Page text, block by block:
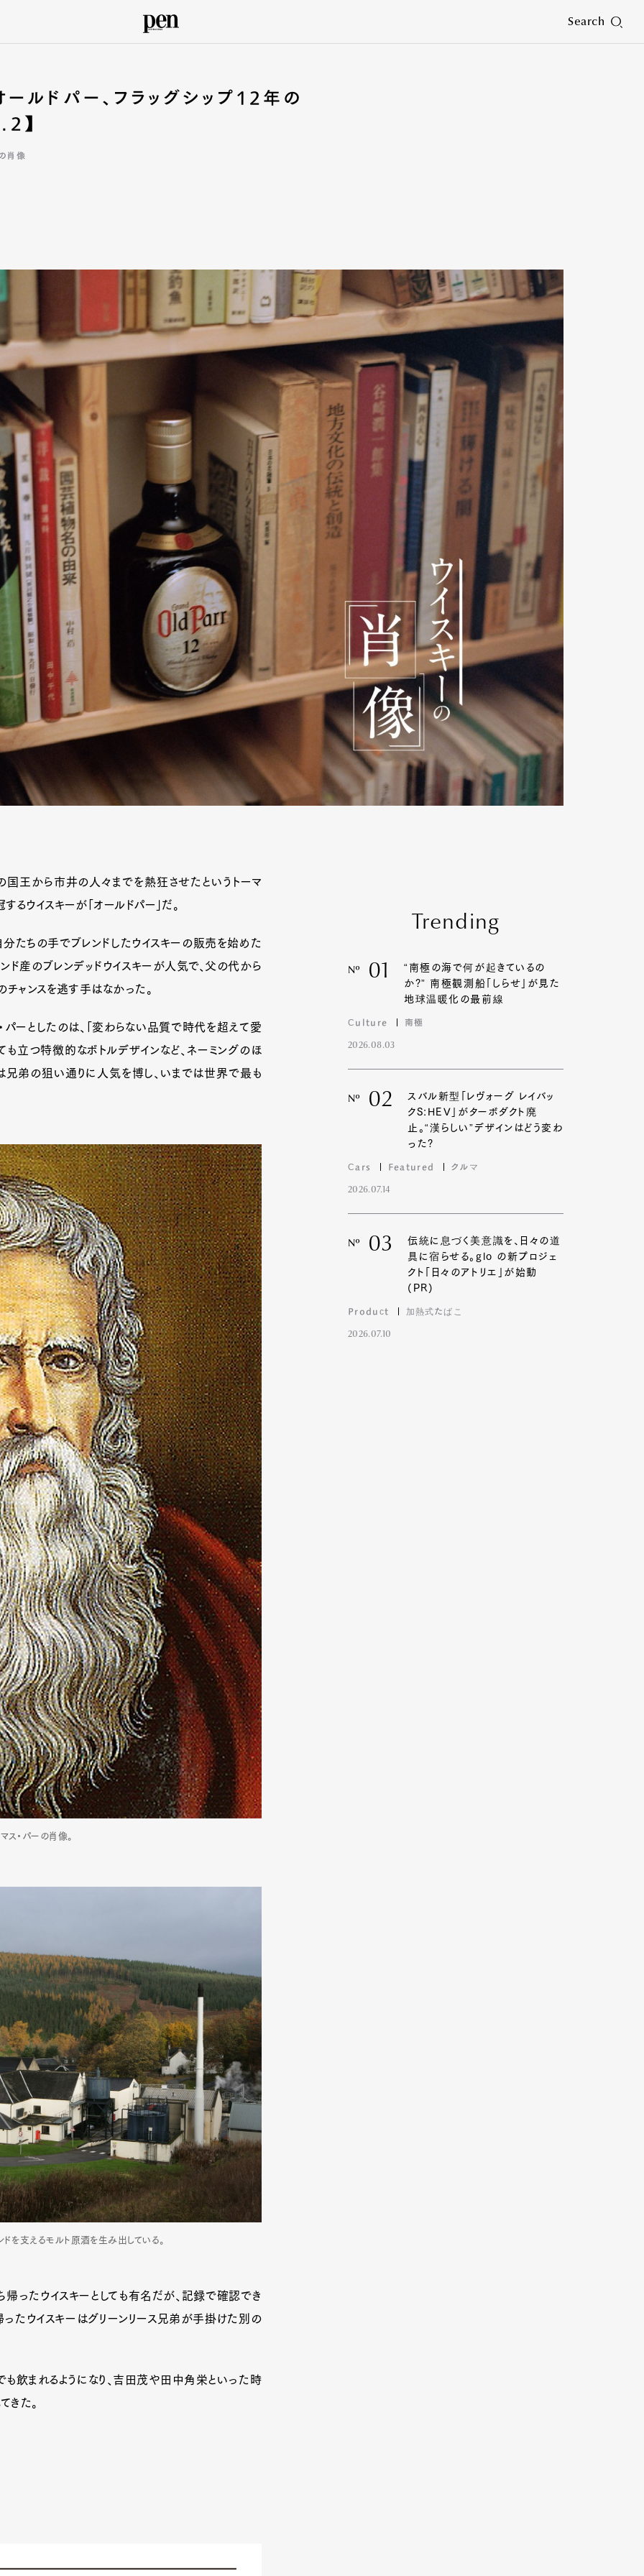
Search
Art&Design Watch
Fashion
Cars Product
Culture
Lifestyle
Magazine Official Columnist
Pen international Pen tw
ルドパー、フラッグシップ12年の
】
肖像
王から市井の人々までを熱狂させたというトーマ
ウイスキーが「オールドパー」だ。
分たちの手でブレンドしたウイスキーの販売を始めた
ド産のブレンデッドウイスキーが人気で、父の代から
チャンスを逃す手はなかった。
パーとしたのは、「変わらない品質で時代を超えて愛
も立つ特徴的なボトルデザインなど、ネーミングのほ
兄弟の狙い通りに人気を博し、いまでは世界で最も
ス・パーの肖像。
を支えるモルト原酒を生み出している。
たウイスキーとしても有名だが、記録で確認でき
たウイスキーはグリーンリース兄弟が手掛けた別の
飲まれるようになり、吉田茂や田中角栄といった時
きた。
Trending
Nº 01
“南極の海で何が起きているの
か?” 南極観測船「しらせ」が見た
地球温暖化の最前線
Culture 南極
2026.08.03
Nº 02
スバル新型「レヴォーグ レイバッ
クS:HEV」がターボダクト廃
止。“漢らしい”デザインはどう変わ
った?
Cars Featured クルマ
2026.07.14
Nº 03
伝統に息づく美意識を、日々の道
具に宿らせる。glo の新プロジェ
クト「日々のアトリエ」が始動
(PR)
Product 加熱式たばこ
2026.07.10